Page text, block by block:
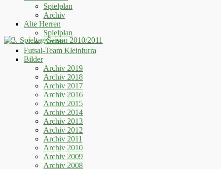
Spielplan
Archiv
Alte Herren
Spielplan
Archiv
Futsal-Team Kleinfurra
Bilder
Archiv 2019
Archiv 2018
Archiv 2017
Archiv 2016
Archiv 2015
Archiv 2014
Archiv 2013
Archiv 2012
Archiv 2011
Archiv 2010
Archiv 2009
Archiv 2008